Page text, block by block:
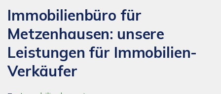
Immobilienbüro für
Metzenhausen: unsere
Leistungen für Immobilien-
Verkäufer